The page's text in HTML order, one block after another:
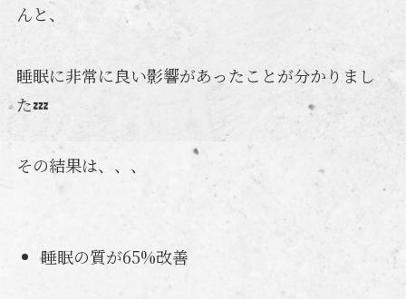
んと、
睡眠に非常に良い影響があったことが分かりまし
た💤
その結果は、、、
睡眠の質が65%改善